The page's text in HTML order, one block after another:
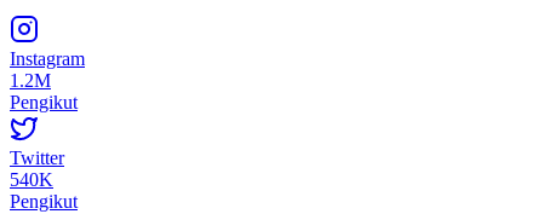
Instagram
1.2M
Pengikut
Twitter
540K
Pengikut